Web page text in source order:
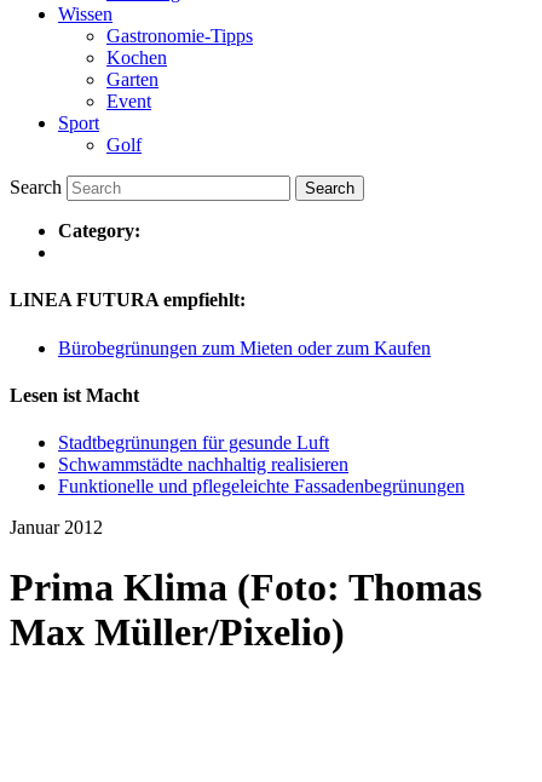
Wissen
Gastronomie-Tipps
Kochen
Garten
Event
Sport
Golf
Search
Category:
LINEA FUTURA empfiehlt:
Bürobegrünungen zum Mieten oder zum Kaufen
Lesen ist Macht
Stadtbegrünungen für gesunde Luft
Schwammstädte nachhaltig realisieren
Funktionelle und pflegeleichte Fassadenbegrünungen
Januar 2012
Prima Klima (Foto: Thomas
Max Müller/Pixelio)